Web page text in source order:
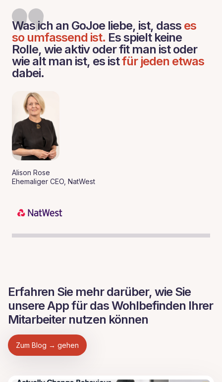
Was ich an GoJoe liebe, ist, dass es
so umfassend ist. Es spielt keine
Rolle, wie aktiv oder fit man ist oder
wie alt man ist, es istfür jeden etwas
dabei.
Alison Rose
Ehemaliger CEO, NatWest
Erfahren Sie mehr darüber, wie Sie
unsere App für das Wohlbefinden Ihrer
Mitarbeiter nutzen können
Zum Blog → gehen